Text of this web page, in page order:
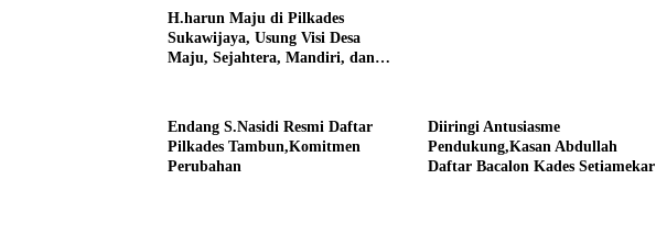
H.harun Maju di Pilkades
Sukawijaya, Usung Visi Desa
Maju, Sejahtera, Mandiri, dan
Endang S.Nasidi Resmi Daftar
Pilkades Tambun,Komitmen
Perubahan
Diiringi Antusiasme
Pendukung,Kasan Abdullah
Daftar Bacalon Kades Setiamekar